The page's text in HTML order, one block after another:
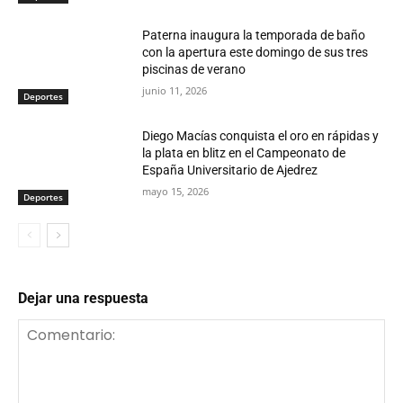
Deportes
Paterna inaugura la temporada de baño
con la apertura este domingo de sus tres
piscinas de verano
junio 11, 2026
Deportes
Diego Macías conquista el oro en rápidas y
la plata en blitz en el Campeonato de
España Universitario de Ajedrez
mayo 15, 2026
Dejar una respuesta